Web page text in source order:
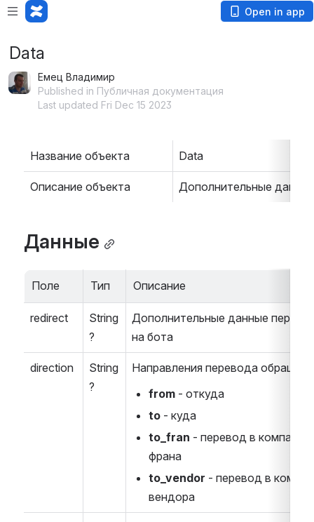
Open in app
Data
Емец Владимир
Published in Публичная документация
Last updated Fri Dec 15 2023
Название объекта Data
Описание объекта Дополнительные
Данные
Поле Тип Описание
redirect
String
?
Дополнительные данные
на бота
direction
String
?
Направления перевода
from - откуда
to - куда
to_fran - перевод в компанию
франа
to_vendor - перевод в
вендора